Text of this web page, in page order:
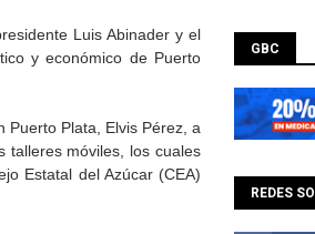
Luis Abinader y el
y económico de Puerto
Puerto Plata, Elvis Pérez, a
talleres móviles, los cuales
Estatal del Azúcar (CEA)
GBC
REDES